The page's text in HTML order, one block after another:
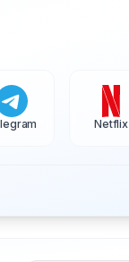
Netflix